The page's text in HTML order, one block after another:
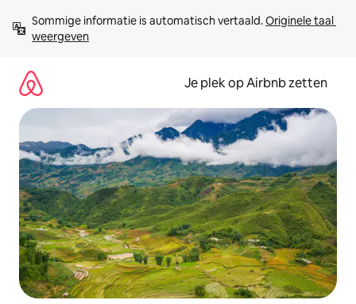
direct
naar
Sommige informatie is automatisch vertaald. Originele taal
weergeven
Je plek op Airbnb zetten